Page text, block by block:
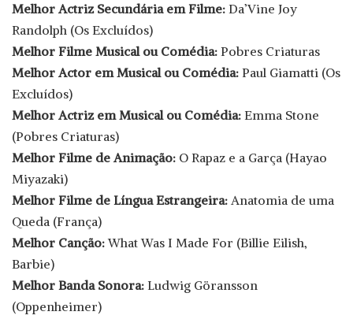
Melhor Actriz Secundária em Filme: Da’Vine Joy
Randolph (Os Excluídos)
Melhor Filme Musical ou Comédia: Pobres Criaturas
Melhor Actor em Musical ou Comédia: Paul Giamatti (Os
Excluídos)
Melhor Actriz em Musical ou Comédia: Emma Stone
(Pobres Criaturas)
Melhor Filme de Animação: O Rapaz e a Garça (Hayao
Miyazaki)
Melhor Filme de Língua Estrangeira: Anatomia de uma
Queda (França)
Melhor Canção:What Was I Made For (Billie Eilish,
Barbie)
Melhor Banda Sonora: Ludwig Göransson
(Oppenheimer)